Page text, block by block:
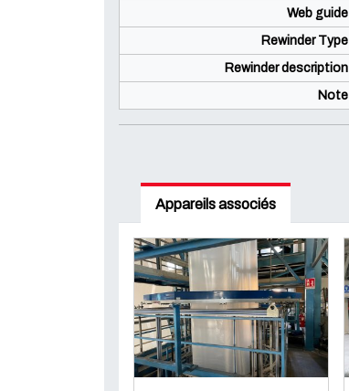
Web guide
Rewinder Type
Rewinder description
Note
Appareils associés